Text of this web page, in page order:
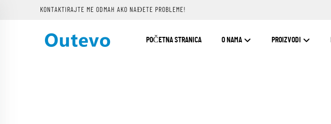
KONTAKTIRAJTE ME ODMAH AKO NAĐETE PROBLEME!
POČETNA STRANICA O NAMA PROIZVODI